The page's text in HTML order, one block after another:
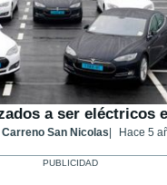
a ser eléctricos
San Nicolas Hace 5